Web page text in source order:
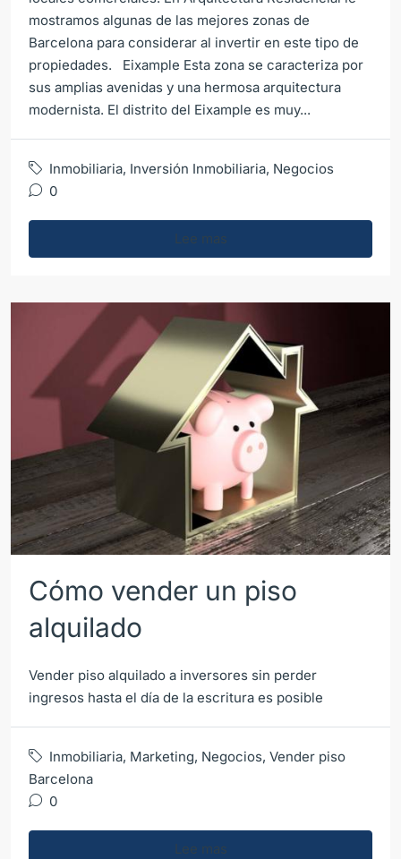
mostramos algunas de las mejores zonas de
Barcelona para considerar al invertir en este tipo de
propiedades. Eixample Esta zona se caracteriza por
sus amplias avenidas y una hermosa arquitectura
modernista. El distrito del Eixample es muy...
Inmobiliaria, Inversión Inmobiliaria, Negocios
0
Lee mas
Cómo vender un piso
alquilado
Vender piso alquilado a inversores sin perder
ingresos hasta el día de la escritura es posible
Inmobiliaria, Marketing, Negocios, Vender piso
Barcelona
0
Lee mas